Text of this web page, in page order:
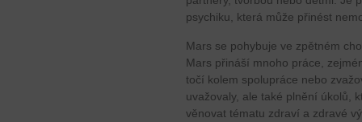
psychiku, která může přinést
Mars se pohybuje ve zpětném
Mars přináší mnoho práce,
točí kolem spolupráce nebo
uvažovaly, ale také plnění úkolů,
věnovat tématu zdraví a zdravé